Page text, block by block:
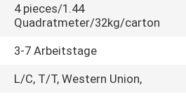
4 pieces/1.44
Quadratmeter/32kg/carton
3-7 Arbeitstage
L/C, T/T, Western Union,